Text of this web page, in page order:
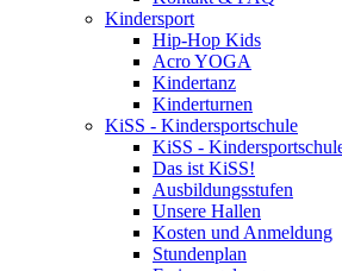
Kindersport
Hip-Hop Kids
Acro YOGA
Kindertanz
Kinderturnen
KiSS - Kindersportschule
KiSS -
Das ist KiSS!
Ausbildungsstufen
Unsere Hallen
Kosten und Anmeldung
Stundenplan